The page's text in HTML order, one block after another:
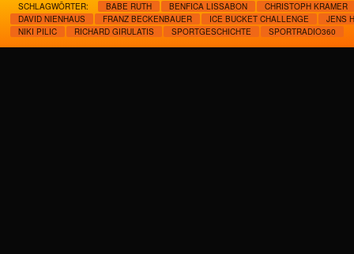
SCHLAGWÖRTER: BABE RUTH BENFICA LISSABON
CHRISTOPH KRAMER
DAVID NIENHAUS
FRANZ BECKENBAUER ICE BUCKET CHALLENGE
JENS
NIKI PILIC
RICHARD GIRULATIS SPORTGESCHICHTE SPORTRADIO360